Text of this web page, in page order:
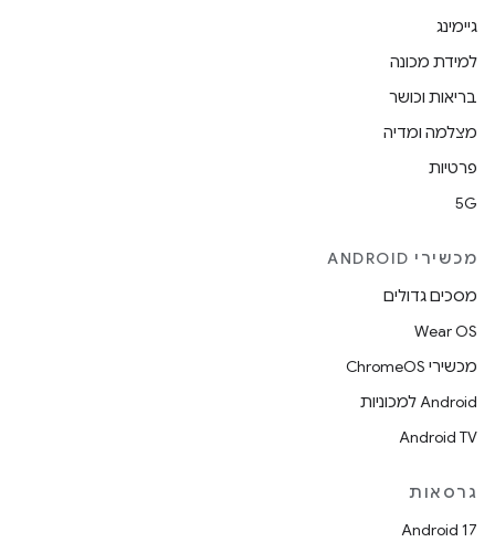
גיימינג
למידת מכונה
בריאות וכושר
מצלמה ומדיה
פרטיות
5G
מכשירי ANDROID
מסכים גדולים
Wear OS
מכשירי ChromeOS
Android למכוניות
Android TV
גרסאות
Android 17